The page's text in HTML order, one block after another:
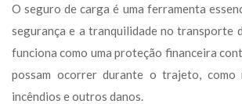
O seguro de carga é uma ferramenta
egurança e a tranquilidade no transporte
funciona como uma proteção financeira
possam ocorrer durante o trajeto, como
incêndios e outros danos.